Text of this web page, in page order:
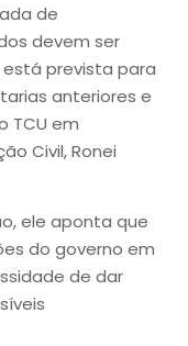
de
devem ser
está prevista para
anteriores e
TCU em
Civil, Ronei
ele aponta que
do governo em
de dar